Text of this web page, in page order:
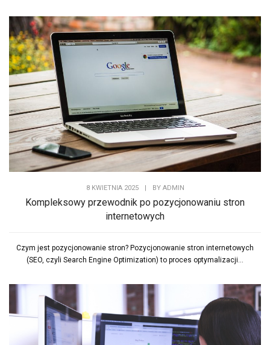
8 KWIETNIA 2025 BY ADMIN
Kompleksowy przewodnik po pozycjonowaniu stron
internetowych
Czym jest pozycjonowanie stron? Pozycjonowanie stron internetowych
(SEO, czyli Search Engine Optimization) to proces optymalizacji...